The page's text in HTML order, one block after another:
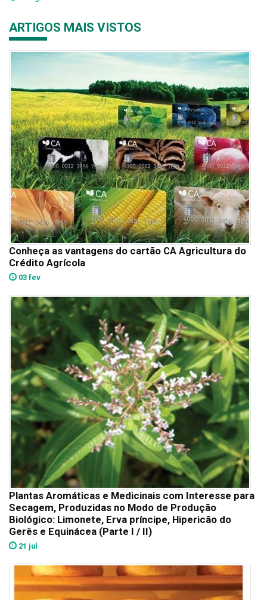
ARTIGOS MAIS VISTOS
Conheça as vantagens do cartão CA Agricultura do
Crédito Agrícola
03 fev
Plantas Aromáticas e Medicinais com Interesse para
Secagem, Produzidas no Modo de Produção
Biológico: Limonete, Erva príncipe, Hipericão do
Gerês e Equinácea (Parte I / II)
21 jul